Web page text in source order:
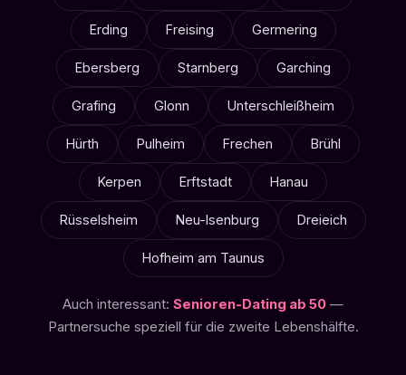
Erding Freising Germering
Ebersberg Starnberg Garching
Grafing Glonn Unterschleißheim
Hürth Pulheim Frechen Brühl
Kerpen Erftstadt Hanau
Rüsselsheim Neu-Isenburg Dreieich
Hofheim am Taunus
Auch interessant: Senioren-Dating ab 50 —
Partnersuche speziell für die zweite Lebenshälfte.